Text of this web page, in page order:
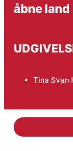
åbne land
Tina Svan